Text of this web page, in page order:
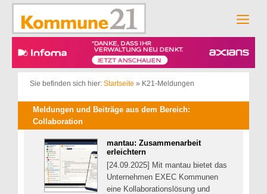
Zum
springen
Sie befinden sich hier: Startseite » K21-Meldungen
Meldungen und Beiträge aus dem Bereich:
Collaboration
mantau: Zusammenarbeit
erleichtern
[24.09.2025] Mit mantau bietet das
Unternehmen EXEC Kommunen
eine Kollaborationslösung und